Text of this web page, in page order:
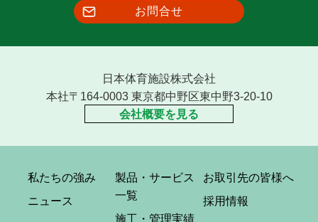
お問合せ
日本体育施設株式会社
本社〒164-0003 東京都中野区東中野3-20-10
会社概要を見る
私たちの強み
ニュース
製品・サービス
一覧
施工・管理実績
お取引先の皆様へ
採用情報